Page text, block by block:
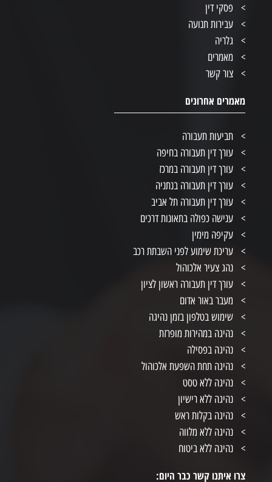
פסקי דין
עבירות תנועה
גלריה
מאמרים
צור קשר
מאמרים אחרונים
תביעות תעבורה
עורך דין תעבורה בחיפה
עורך דין תעבורה במרכז
עורך דין תעבורה בנתניה
עורך דין תעבורה תל אביב
ענישה כפולה בתאונות דרכים
עקיפה מימין
עריכת שימוע לפני השבתת רכב
נהג צעיר אלכוהול
עורך דין תעבורה ראשון לציון
מעבר באור אדום
שימוש בטלפון בזמן נהיגה
נהיגה במהירות מופרזת
נהיגה בפסילה
נהיגה תחת השפעת אלכוהול
נהיגה ללא טסט
נהיגה ללא רישיון
נהיגה בקלות ראש
נהיגה ללא מלווה
נהיגה ללא ביטוח
צרו איתנו קשר כבר היום: